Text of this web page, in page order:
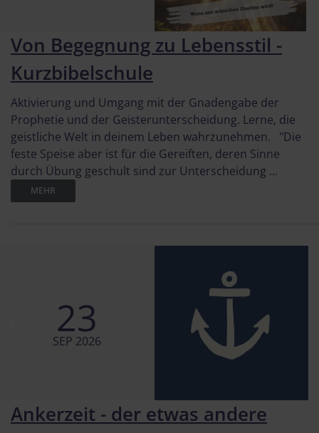
Von Begegnung zu Lebensstil -
Kurzbibelschule
Aktivierung und Umgang mit der Gnadengabe der
Prophetie und der Geisterunterscheidung. Lerne, die
geistliche Welt in deinem Leben wahrzunehmen. "Die
feste Speise aber ist für die Gereiften, deren Sinne
durch Übung geschult sind zur Unterscheidung ...
MEHR
23
SEP 2026
Ankerzeit - der etwas andere